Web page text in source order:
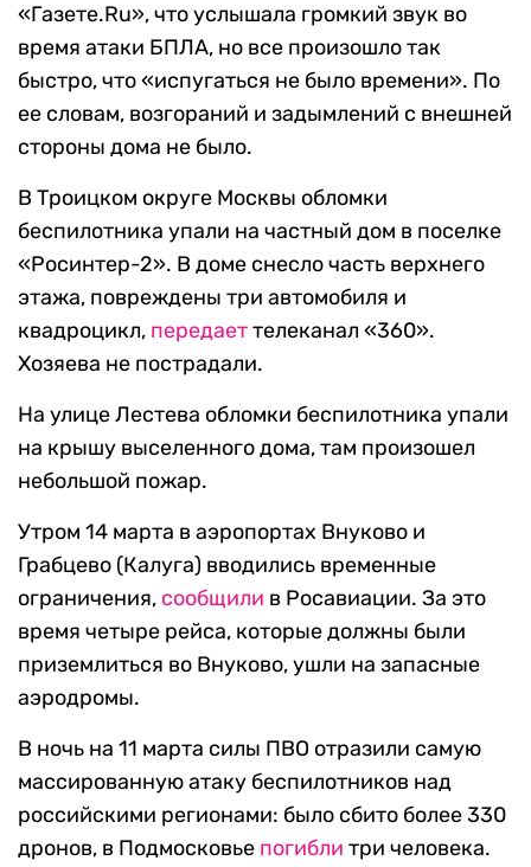
«Газете.Ru», что услышала громкий звук во
время атаки БПЛА, но все произошло так
быстро, что «испугаться не было времени». По
ее словам, возгораний и задымлений с внешней
стороны дома не было.
В Троицком округе Москвы обломки
беспилотника упали на частный дом в поселке
«Росинтер-2». В доме снесло часть верхнего
этажа, повреждены три автомобиля и
квадроцикл, передаеттелеканал «360».
Хозяева не пострадали.
На улице Лестева обломки беспилотника упали
на крышу выселенного дома, там произошел
небольшой пожар.
Утром 14 марта в аэропортах Внуково и
Грабцево (Калуга) вводились временные
ограничения, сообщили в Росавиации. За это
время четыре рейса, которые должны были
приземлиться во Внуково, ушли на запасные
аэродромы.
В ночь на 11 марта силы ПВО отразили самую
массированную атаку беспилотников над
российскими регионами: было сбито более 330
дронов, в Подмосковье погибли три человека.